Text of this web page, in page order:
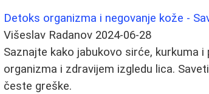
Detoks organizma i negovanje kože -
Višeslav Radanov 2024-06-28
Saznajte kako jabukovo sirće, kurkuma
organizma i zdravijem izgledu lica.
česte greške.